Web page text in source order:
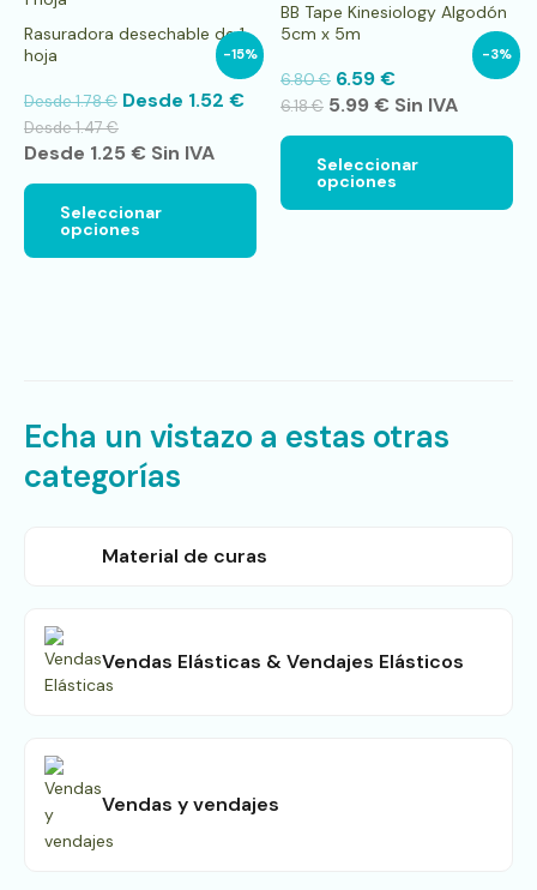
-15%
Rasuradora desechable de 1
hoja
Desde1.78€ Desde 1.52 €
Desde1.47€
Desde 1.25 € Sin IVA
Seleccionar
opciones
tiene
múltiples
variantes.
Las
opciones
pueden
en
de
-3%
BB Tape Kinesiology Algodón
5cm x 5m
6.80€ 6.59€
6.18€ 5.99€ Sin IVA
Seleccionar
opciones
Echa un vistazo a estas otras
categorías
Material de curas
Vendas Elásticas & Vendajes Elásticos
Vendas y vendajes